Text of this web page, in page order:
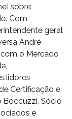
sobre
Com
geral
André
o Mercado
Certificação e
Boccuzzi, Sócio
e